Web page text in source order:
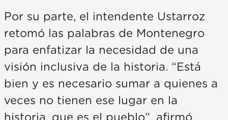
Por su parte, el intendente Ustarroz
retomó las palabras de Montenegro
para enfatizar la necesidad de una
visión inclusiva de la historia. “Está
bien y es necesario sumar a quienes a
veces no tienen ese lugar en la
historia, que es el pueblo”, afirmó,